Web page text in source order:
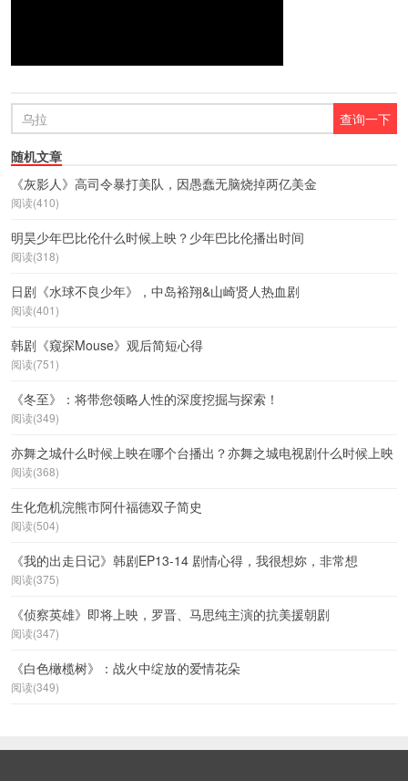
随机文章
《灰影人》高司令暴打美队，因愚蠢无脑烧掉两亿美金
阅读(410)
明昊少年巴比伦什么时候上映？少年巴比伦播出时间
阅读(318)
日剧《水球不良少年》，中岛裕翔&山崎贤人热血剧
阅读(401)
韩剧《窥探Mouse》观后简短心得
阅读(751)
《冬至》：将带您领略人性的深度挖掘与探索！
阅读(349)
亦舞之城什么时候上映在哪个台播出？亦舞之城电视剧什么时候上映
阅读(368)
生化危机浣熊市阿什福德双子简史
阅读(504)
《我的出走日记》韩剧EP13-14 剧情心得，我很想妳，非常想
阅读(375)
《侦察英雄》即将上映，罗晋、马思纯主演的抗美援朝剧
阅读(347)
《白色橄榄树》：战火中绽放的爱情花朵
阅读(349)